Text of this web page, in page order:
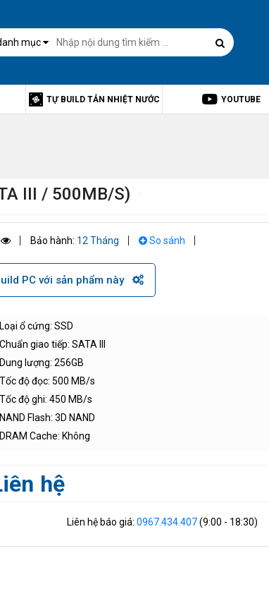
mục
TỰ BUILD TẢN NHIỆT NƯỚC YOUTUBE
III / 500MB/S)
Bảo hành: 12 Tháng So sánh
PC với sản phẩm này
Loại ổ cứng: SSD
Chuẩn giao tiếp: SATA III
Dung lượng: 256GB
Tốc độ đọc: 500 MB/s
Tốc độ ghi: 450 MB/s
NAND Flash: 3D NAND
DRAM Cache: Không
hệ
Liên hệ báo giá: 0967.434.407(9:00 - 18:30)